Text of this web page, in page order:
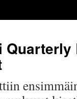
Quarterly